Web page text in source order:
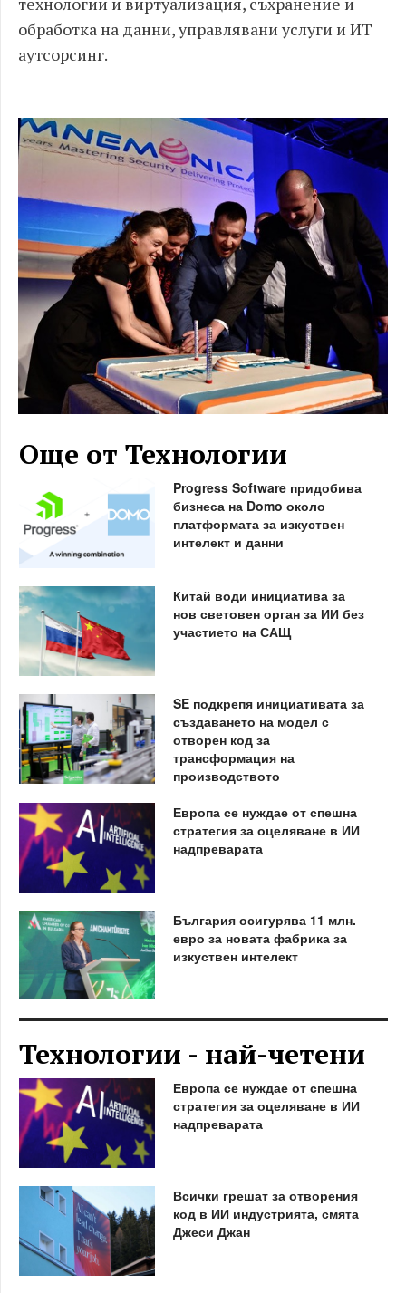
обработка на данни, управлявани услуги и ИТ
аутсорсинг.
Още от Технологии
Progress Software придобива
бизнеса на Domo около
платформата за изкуствен
интелект и данни
Китай води инициатива за
нов световен орган за ИИ без
участието на САЩ
SE подкрепя инициативата за
създаването на модел с
отворен код за
трансформация на
производството
Европа се нуждае от спешна
стратегия за оцеляване в ИИ
надпреварата
България осигурява 11 млн.
евро за новата фабрика за
изкуствен интелект
Технологии - най-четени
Европа се нуждае от спешна
стратегия за оцеляване в ИИ
надпреварата
Всички грешат за отворения
код в ИИ индустрията, смята
Джеси Джан